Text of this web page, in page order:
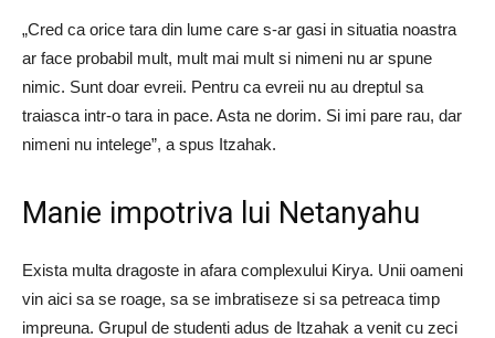
„Cred ca orice tara din lume care s-ar gasi in situatia noastra
ar face probabil mult, mult mai mult si nimeni nu ar spune
nimic. Sunt doar evreii. Pentru ca evreii nu au dreptul sa
traiasca intr-o tara in pace. Asta ne dorim. Si imi pare rau, dar
nimeni nu intelege”, a spus Itzahak.
Manie impotriva lui Netanyahu
Exista multa dragoste in afara complexului Kirya. Unii oameni
vin aici sa se roage, sa se imbratiseze si sa petreaca timp
impreuna. Grupul de studenti adus de Itzahak a venit cu zeci